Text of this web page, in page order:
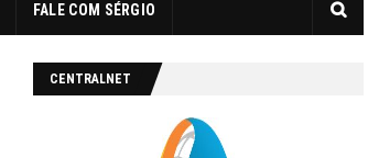
FALE COM SÉRGIO
CENTRALNET